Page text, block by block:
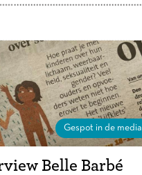
overlijden van een opa,
Lees verder
Gespot in de media
Belle Barbé